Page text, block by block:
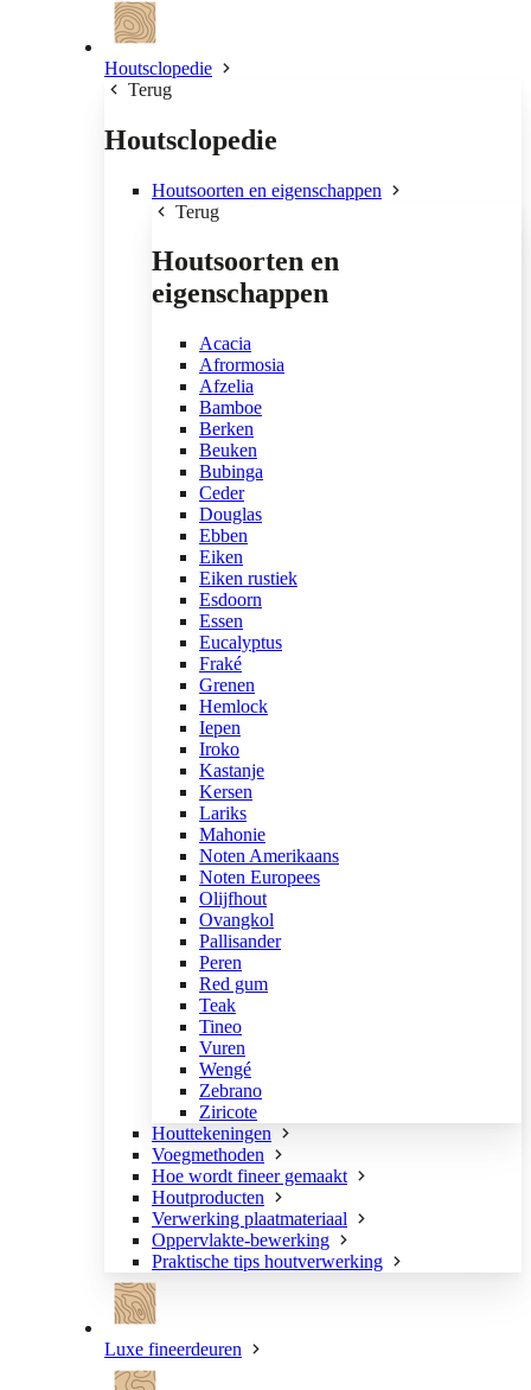
Houtsclopedie
Terug
Houtsclopedie
Houtsoorten en eigenschappen
Terug
Houtsoorten en
eigenschappen
Acacia
Afrormosia
Afzelia
Bamboe
Berken
Beuken
Bubinga
Ceder
Douglas
Ebben
Eiken
Eiken rustiek
Esdoorn
Essen
Eucalyptus
Fraké
Grenen
Hemlock
Iepen
Iroko
Kastanje
Kersen
Lariks
Mahonie
Noten Amerikaans
Noten Europees
Olijfhout
Ovangkol
Pallisander
Peren
Red gum
Teak
Tineo
Vuren
Wengé
Zebrano
Ziricote
Houttekeningen
Voegmethoden
Hoe wordt fineer gemaakt
Houtproducten
Verwerking plaatmateriaal
Oppervlakte-bewerking
Praktische tips houtverwerking
Luxe fineerdeuren